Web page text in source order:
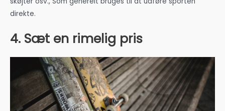
direkte.
4. Sæt en rimelig pris